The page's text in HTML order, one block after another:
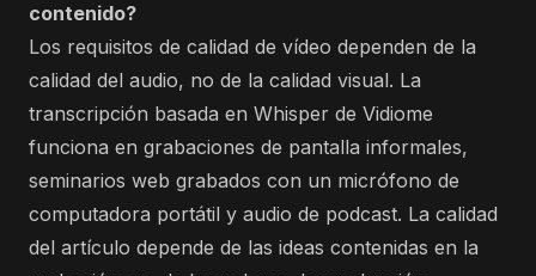
contenido?
Los requisitos de calidad de vídeo dependen de la
calidad del audio, no de la calidad visual. La
transcripción basada en Whisper de Vidiome
funciona en grabaciones de pantalla informales,
seminarios web grabados con un micrófono de
computadora portátil y audio de podcast. La calidad
del artículo depende de las ideas contenidas en la